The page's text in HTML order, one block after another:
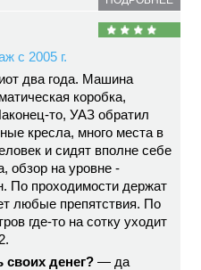
с 2005 г.
два года. Машина
коробка,
то, УАЗ обратил
кресла, много места в
и сидят вполне себе
обзор на уровне -
По проходимости держат
любые препятствия. По
где-то на сотку уходит
своих денег? — да